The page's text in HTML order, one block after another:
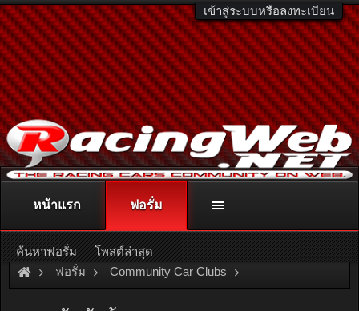
เข้าสู่ระบบหรือลงทะเบียน
ติดต่อลงโฆษณา racingweb@gmail.comหรือโทร. 081-811-1138
หรืออ่านรายละเอียดเพิ่มเติม คลิกที่นี่
ฟอรั่ม Community Car Clubs
หน้าแรก ฟอรั่ม
ค้นหาฟอรั่ม โพสต์ล่าสุด